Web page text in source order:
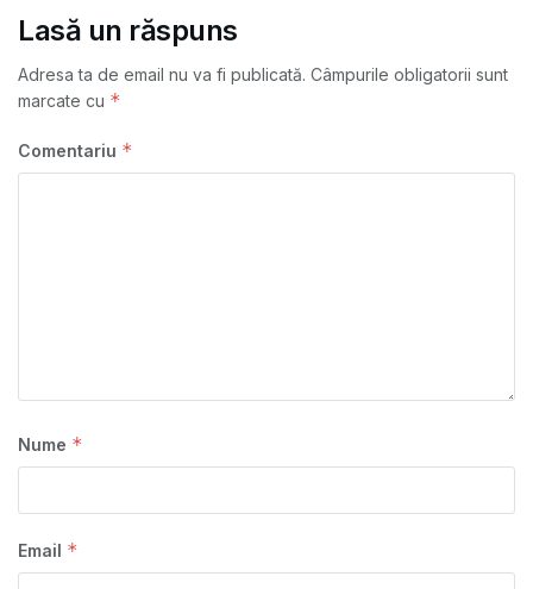
Lasă un răspuns
Adresa ta de email nu va fi publicată. Câmpurile obligatorii sunt
marcate cu *
Comentariu *
Nume *
Email *